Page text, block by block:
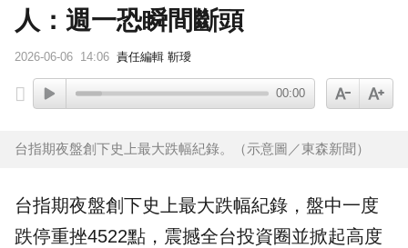
人：週一恐瞬間斷頭
2026-06-06 14:06 責任編輯 靳璦
00:00
台指期夜盤創下史上最大跌幅紀錄。（示意圖／東森新聞）
台指期夜盤創下史上最大跌幅紀錄，盤中一度
跌停重挫4522點，震撼全台投資圈並掀起高度